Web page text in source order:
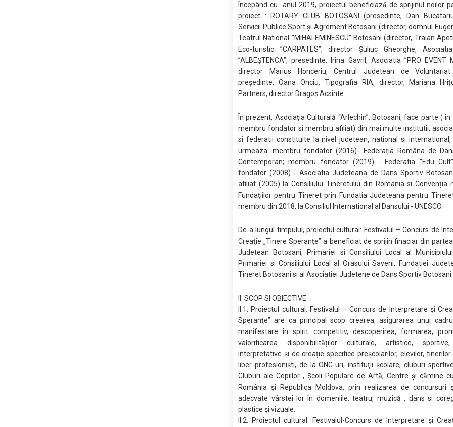
Începând cu anul 2019, proiectul beneficiază de sprijinul noilor
proiect : ROTARY CLUB BOTOSANI (presedinte, Dan
Servicii Publice Sport şi Agrement Botosani (director, domnul
Teatrul National ”MIHAI EMINESCU” Botosani (director, Traian
Eco-turistic ”CARPATES”, director Șuliuc Gheorghe,
”ALBEȘTENCA”, presedinte, Irina Gavril, Asociatia ”PRO EVENT
director Marius Honceriu, Centrul Judetean de Voluntariat
președinte, Oana Onciu, Tipografia RIA, director, Mariana
Partners, director Dragoș Acsinte.
În prezent, Asociația Culturală “Arlechin”, Botosani, face parte (
membru fondator si membru afiliat) din mai multe institutii,
si federatii constituite la nivel judetean, national si international,
urmeaza: membru fondator (2016)- Federația Româna de
Contemporan; membru fondator (2019) - Federatia “Edu
fondator (2008) - Asociatia Judeteana de Dans Sportiv
afiliat (2005) la Consiliului Tineretului din Romania si Convenția
Fundațiilor pentru Tineret prin Fundatia Judeteana pentru
membru din 2018, la Consiliul International al Dansului - UNESCO.
De-a lungul timpului, proiectul cultural: Festivalul – Concurs de
Creaţie „Tinere Speranţe” a beneficiat de sprijin finaciar din
Judetean Botosani, Primariei si Consiliului Local al
Primariei si Consiliului Local al Orasului Saveni, Fundatiei
Tineret Botosani si al Asociatiei Judetene de Dans Sportiv Botosani.
II. SCOP SI OBIECTIVE:
II.1. Proiectul cultural: Festivalul – Concurs de Interpretare şi
Speranţe” are ca principal scop crearea, asigurarea unui
manifestare în spirit competitiv, descoperirea, formarea,
valorificarea disponibilităților culturale, artistice,
interpretative și de creație specifice preșcolarilor, elevilor,
liber profesioniști, de la ONG-uri, instituţii şcolare, cluburi
Cluburi ale Copiilor , Şcoli Populare de Artă, Centre şi cămine
România și Republica Moldova, prin realizarea de concursuri
adecvate vârstei lor în domeniile: teatru, muzică , dans si
plastice și vizuale.
II.2. Proiectul cultural: Festivalul-Concurs de Interpretare şi